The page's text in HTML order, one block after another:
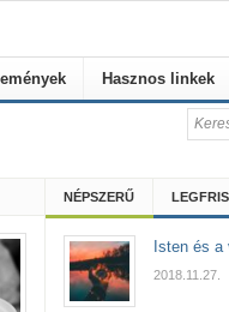
Hasznos linkek
NÉPSZERŰ
Isten és
2018.11.27.